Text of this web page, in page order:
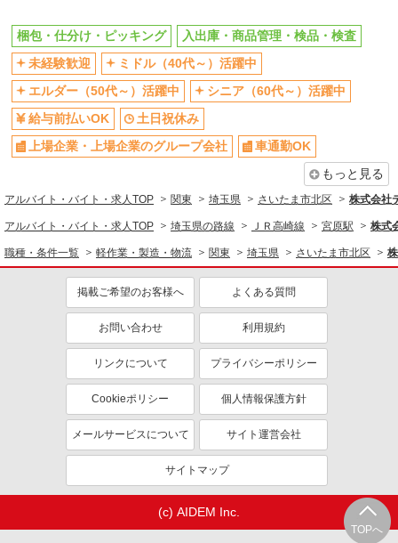
未経験歓迎
ミドル（40代～）活躍中
土日祝休み
上場企業・上場企業のグループ会
社
車通勤OK
交通費支給
社会保険あり
TOPへ
梱包・仕分け・ピッキング
入出庫・商品管理・検品・検査
未経験歓迎
ミドル（40代～）活躍中
エルダー（50代～）活躍中
シニア（60代～）活躍中
給与前払いOK
土日祝休み
上場企業・上場企業のグループ会社
車通勤OK
もっと見る
アルバイト・バイト・求人TOP 関東 埼玉県 さいたま市北区 株式会社
アルバイト・バイト・求人TOP 埼玉県の路線 ＪＲ高崎線 宮原駅 株式
職種・条件一覧 軽作業・製造・物流 関東 埼玉県 さいたま市北区
掲載ご希望のお客様へ よくある質問
お問い合わせ 利用規約
リンクについて プライバシーポリシー
Cookieポリシー 個人情報保護方針
メールサービスについて サイト運営会社
サイトマップ
(c) AIDEM Inc.